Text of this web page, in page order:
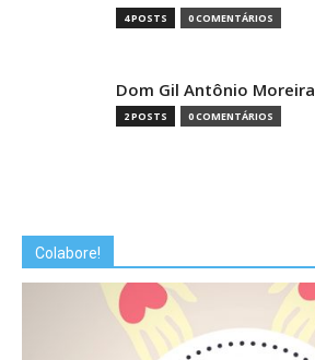
4 POSTS 0 COMENTÁRIOS
Dom Gil Antônio Moreira
2 POSTS 0 COMENTÁRIOS
Colabore!